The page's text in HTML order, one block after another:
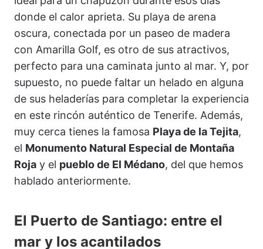
donde el calor aprieta. Su playa de arena
oscura, conectada por un paseo de madera
con Amarilla Golf, es otro de sus atractivos,
perfecto para una caminata junto al mar. Y, por
supuesto, no puede faltar un helado en alguna
de sus heladerías para completar la experiencia
en este rincón auténtico de Tenerife. Además,
muy cerca tienes la famosa Playa de la Tejita,
el Monumento Natural Especial de Montaña
Roja y el pueblo de El Médano, del que hemos
hablado anteriormente.
El Puerto de Santiago: entre el
mar y los acantilados